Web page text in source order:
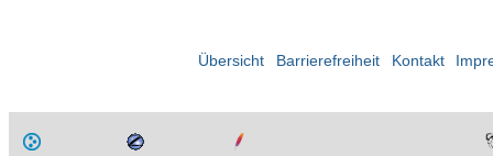
Übersicht Barrierefreiheit Kontakt